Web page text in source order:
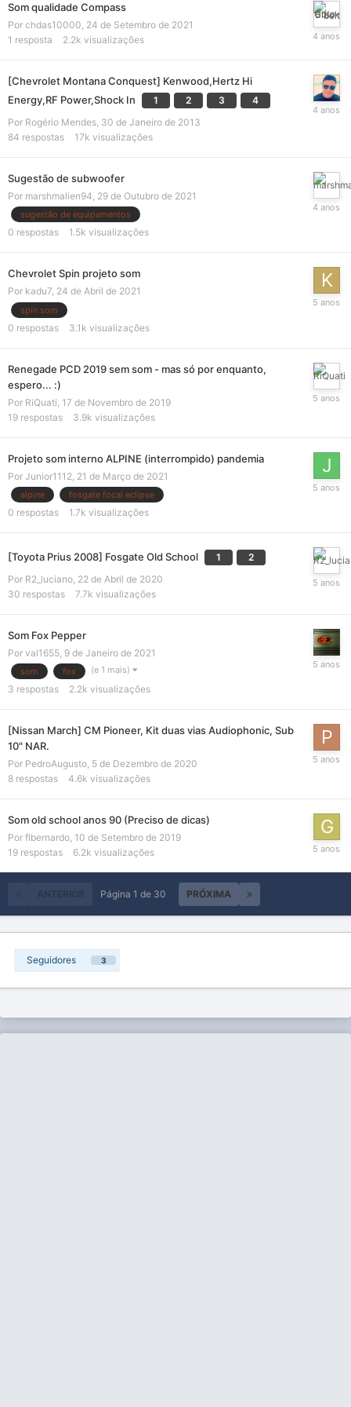
Som qualidade Compass
Por chdas10000, 24 de Setembro de 2021
1 resposta 2.2k visualizações
[Chevrolet Montana Conquest] Kenwood,Hertz Hi
Energy,RF Power,Shock In
1 2 3
4
Por Rogério Mendes, 30 de Janeiro de 2013
84 respostas 17k visualizações
Sugestão de subwoofer
Por marshmalien94, 29 de Outubro de 2021
sugestão de equipamentos
0 respostas 1.5k visualizações
Chevrolet Spin projeto som
Por kadu7, 24 de Abril de 2021
spin som
0 respostas 3.1k visualizações
Renegade PCD 2019 sem som - mas só por enquanto,
espero... :)
Por RiQuati 17 de Novembro de 2019
19 respostas 3.9k visualizações
Projeto som interno ALPINE (interrompido) pandemia
Por Junior1112 21 de Março de 2021
alpine fosgate focal eclipse
0 respostas 1.7k visualizações
[Toyota Prius 2008] Fosgate Old School 1
2
Por R2_luciano 22 de Abril de 2020
30 respostas 7.7k visualizações
Som Fox Pepper
Por val1655 9 de Janeiro de 2021
som fox (e 1 mais)
3 respostas 2.2k visualizações
[Nissan March] CM Pioneer, Kit duas vias Audiophonic, Sub
10" NAR.
Por PedroAugusto, 5 de Dezembro de 2020
8 respostas 4.6k visualizações
Som old school anos 90 (Preciso de dicas)
Por flbernardo, 10 de Setembro de 2019
19 respostas 6.2k visualizações
ANTERIOR PRÓXIMA
Página 1 de 30
Seguidores 3